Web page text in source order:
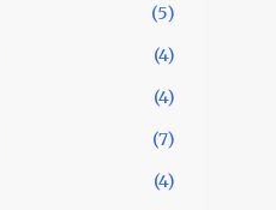
5
4
4
7
4